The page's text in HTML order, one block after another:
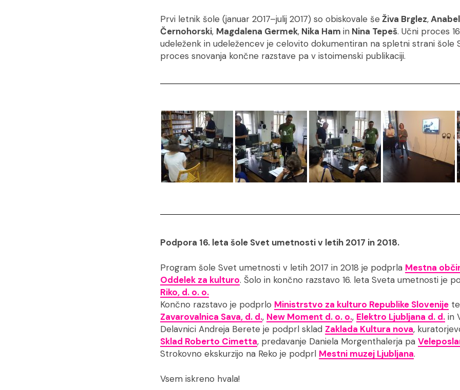
Prvi letnik šole (januar 2017–julij 2017) so obiskovale šeŽiva Brglez,
Černohorski, Magdalena Germek, Nika Ham in Nina Tepeš. Učni proces
udeleženk in udeležencev je celovito dokumentiran na spletni strani šole
proces snovanja končne razstave pa v istoimenski publikaciji.
Podpora 16. leta šole Svet umetnosti v letih 2017 in 2018.
Program šole Svet umetnosti v letih 2017 in 2018 je podprla Mestna
Oddelek za kulturo. Šolo in končno razstavo 16. leta Sveta umetnosti je
Riko, d. o. o.
Končno razstavo je podprlo Ministrstvo za kulturo Republike Slovenije
Zavarovalnica Sava, d. d., New Moment d. o. o., Elektro Ljubljana d. d. in
Delavnici Andreja Berete je podprl sklad Zaklada Kultura nova,
Sklad Roberto Cimetta, predavanje Daniela Morgenthalerja pa
Strokovno ekskurzijo na Reko je podprl Mestni muzej Ljubljana.
Vsem iskreno hvala!